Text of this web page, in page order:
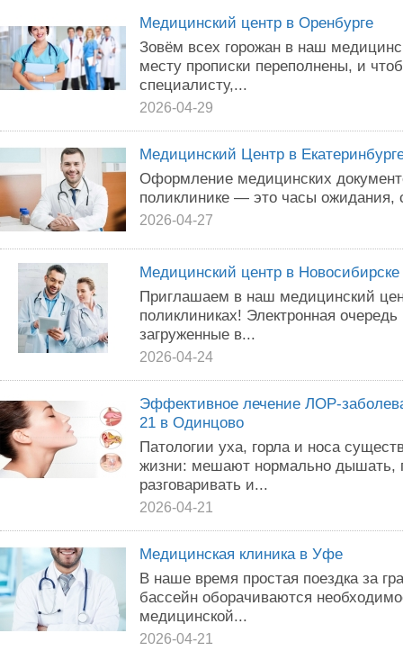
Медицинский центр в Оренбурге
Зовём всех горожан в наш
месту прописки переполнены, и
специалисту,...
2026-04-29
Медицинский Центр в
Оформление медицинских
поликлинике — это часы ожидания,
2026-04-27
Медицинский центр в Новосибирске
Приглашаем в наш медицинский
поликлиниках! Электронная
загруженные в...
2026-04-24
Эффективное лечение ЛОР-
21 в Одинцово
Патологии уха, горла и носа
жизни: мешают нормально дышать,
разговаривать и...
2026-04-21
Медицинская клиника в Уфе
В наше время простая поездка за
бассейн оборачиваются
медицинской...
2026-04-21